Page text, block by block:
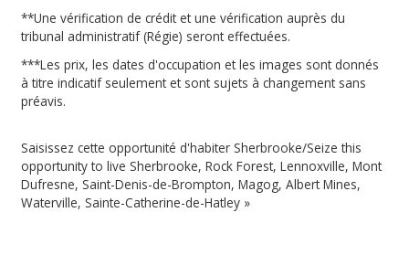
**Une vérification de crédit et une vérification auprès du
tribunal administratif (Régie) seront effectuées.
***Les prix, les dates d'occupation et les images sont donnés
à titre indicatif seulement et sont sujets à changement sans
préavis.
Saisissez cette opportunité d'habiter Sherbrooke/Seize this
opportunity to live Sherbrooke, Rock Forest, Lennoxville, Mont
Dufresne, Saint-Denis-de-Brompton, Magog, Albert Mines,
Waterville, Sainte-Catherine-de-Hatley »